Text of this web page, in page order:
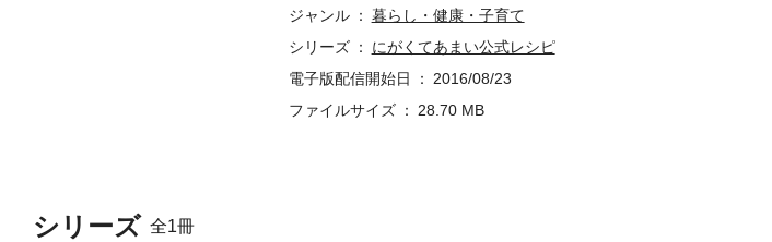
シリーズ 全1冊
ジャンル
暮らし・健康・子育て
シリーズ
にがくてあまい公式レシピ
電子版配信開始日
2016/08/23
ファイルサイズ
28.70 MB